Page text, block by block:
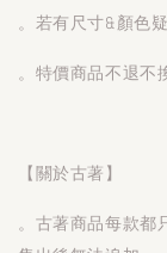
。若有尺寸&顏色
。特價商品不退不
【關於古著】
。古著商品每款都